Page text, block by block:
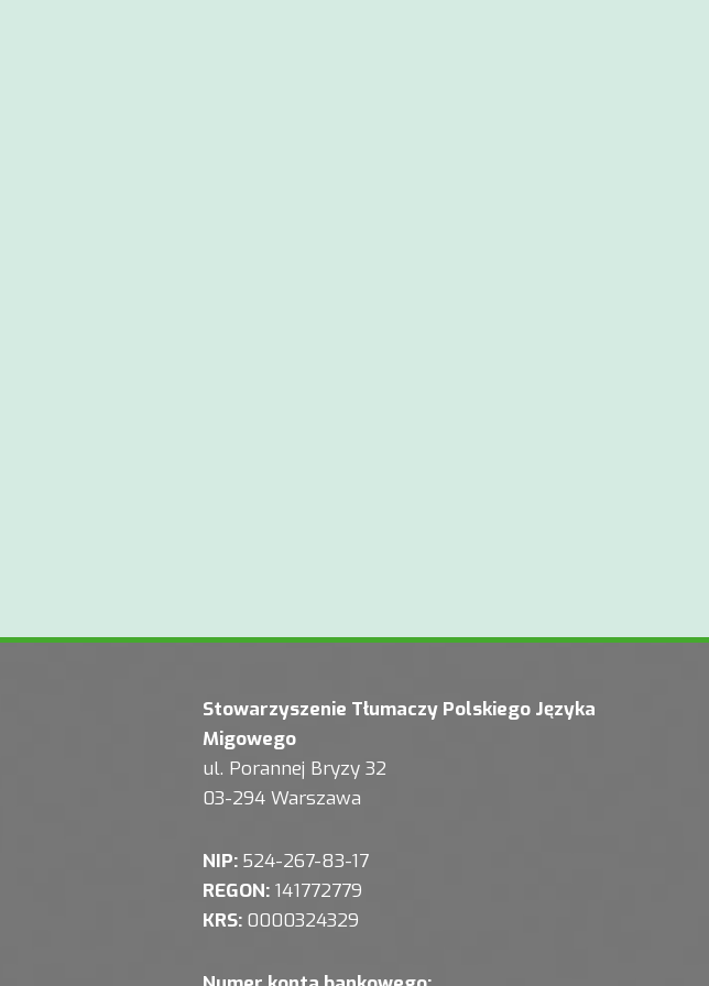
Stowarzyszenie Tłumaczy Polskiego Języka
Migowego
ul. Porannej Bryzy 32
03-294 Warszawa
NIP: 524-267-83-17
REGON: 141772779
KRS: 0000324329